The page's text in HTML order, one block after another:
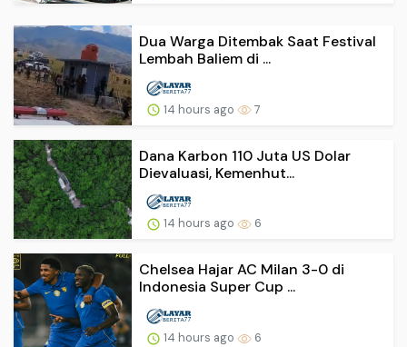
Dua Warga Ditembak Saat Festival
Lembah Baliem di ...
14 hours ago 7
Dana Karbon 110 Juta US Dolar
Dievaluasi, Kemenhut...
14 hours ago 6
Chelsea Hajar AC Milan 3-0 di
Indonesia Super Cup ...
14 hours ago 6